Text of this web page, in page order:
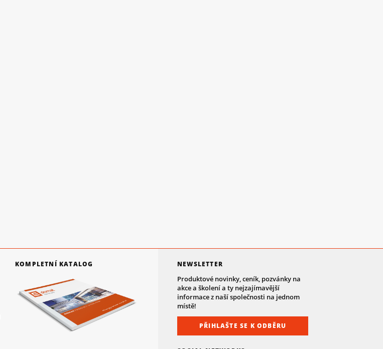
NEWSLETTER
Produktové novinky, ceník, pozvánky na
akce a školení a ty nejzajímavější
informace z naší společnosti na jednom
místě!
PŘIHLAŠTE SE K ODBĚRU
KOMPLETNÍ KATALOG